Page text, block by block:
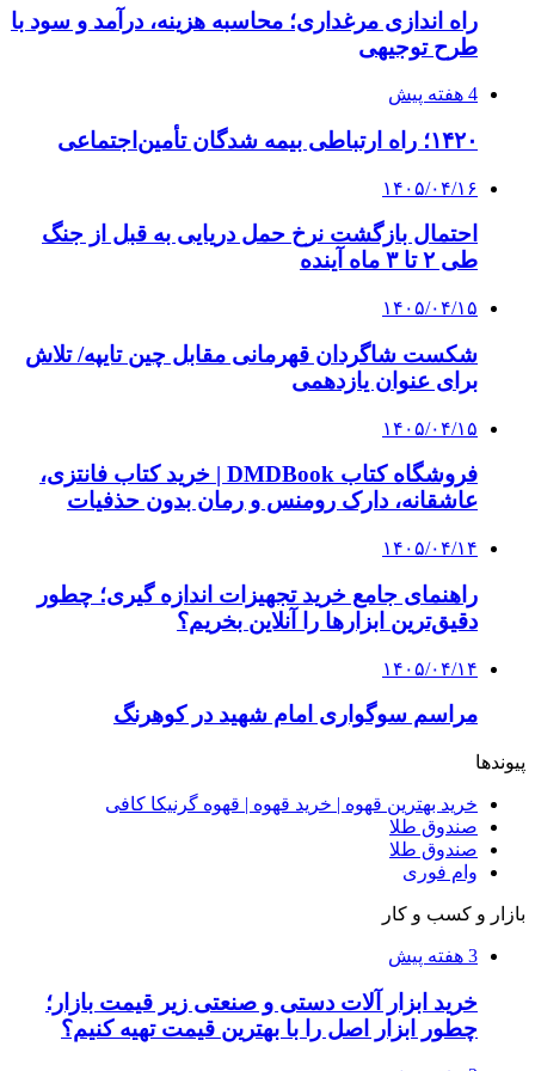
صندوق طلا
وام فوری
خرید ابزار آلات دستی و صنعتی زیر قیمت بازار؛
چطور ابزار اصل را با بهترین قیمت تهیه کنیم؟
3 هفته پیش
چرا انتخاب تامین‌کننده تجهیزات جوشکاری، کیفیت
پروژه را تعیین می‌کند؟
4 هفته پیش
از کجا تجهیزات ترافیکی باکیفیت بخریم؟ راهنمای
انتخاب بهترین فروشنده
4 هفته پیش
راه اندازی مرغداری؛ محاسبه هزینه، درآمد و سود با
طرح توجیهی
۱۴۰۵/۰۴/۱۵
فروشگاه کتاب DMDBook | خرید کتاب فانتزی،
عاشقانه، دارک رومنس و رمان بدون حذفیات
۱۴۰۵/۰۴/۱۴
راهنمای جامع خرید تجهیزات اندازه گیری؛ چطور
۱۴۰۵/۰۴/۰۹
آربی نوا؛ راهکار هوشمند برای شناسایی
فرصت‌های آربیتراژ ارز دیجیتال
۱۴۰۵/۰۴/۰۶
بروکر لایت فایننس (LiteFinance) چیست و چرا
محبوب شده است؟